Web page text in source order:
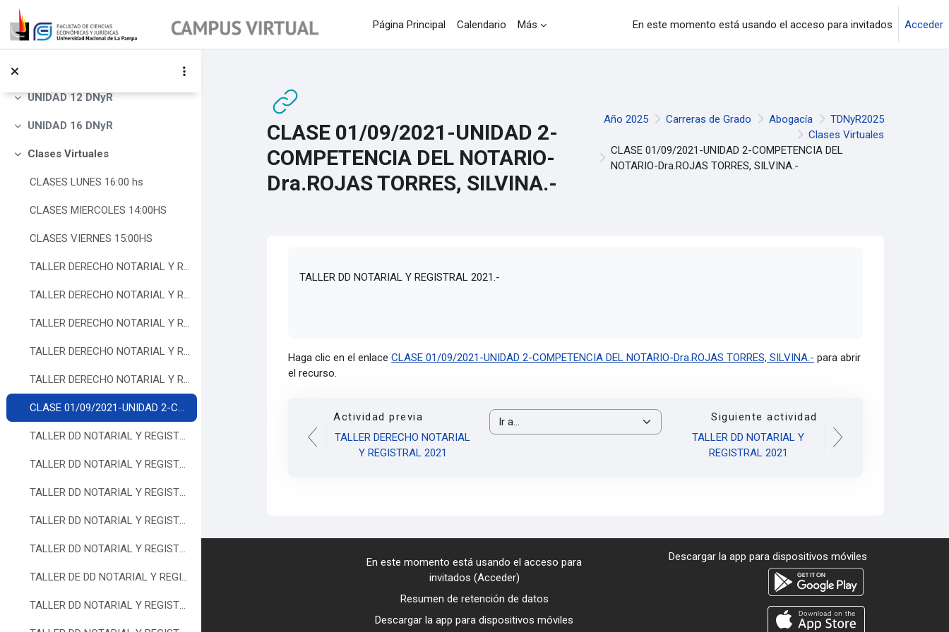
Salta al contenido principal
Página Principal
Calendario Más En este momento está usando el acceso para invitados Acceder
Colapsar
UNIDAD 12 DNyR
Colapsar
UNIDAD 16 DNyR
Colapsar
Clases Virtuales
CLASES LUNES 16:00 hs
CLASES MIERCOLES 14:00HS
CLASES VIERNES 15:00HS
TALLER DERECHO NOTARIAL Y REGITRAL 2021
TALLER DERECHO NOTARIAL Y REGISTRAL 2021
TALLER DERECHO NOTARIAL Y REGISTRAL 2021
TALLER DERECHO NOTARIAL Y REGISTRAL 2021
TALLER DERECHO NOTARIAL Y REGISTRAL 2021
CLASE 01/09/2021-UNIDAD 2-COMPETENCIA DEL NOTARIO-Dra.ROJAS TORRES, SILVINA.-
TALLER DD NOTARIAL Y REGISTRAL 2021
TALLER DD NOTARIAL Y REGISTRAL 2021
TALLER DD NOTARIAL Y REGISTRAL 2021
TALLER DD NOTARIAL Y REGISTRAL 2021.-
TALLER DD NOTARIAL Y REGISTRAL AÑO 2021.-
TALLER DE DD NOTARIAL Y REGISTRAL 2021.-
TALLER DD NOTARIAL Y REGISTRAL 2021.-
CLASE 01/09/2021-UNIDAD 2-
COMPETENCIA DEL NOTARIO-
Dra.ROJAS TORRES, SILVINA.-
Año 2025 Carreras de Grado Abogacía
TDNyR2025
Clases Virtuales
CLASE 01/09/2021-UNIDAD 2-COMPETENCIA DEL
NOTARIO-Dra.ROJAS TORRES, SILVINA.-
TALLER DD NOTARIAL Y REGISTRAL 2021.-
Haga clic en el enlaceCLASE 01/09/2021-UNIDAD 2-COMPETENCIA DEL NOTARIO-Dra.ROJAS TORRES, SILVINA.- para abrir
el recurso.
Actividad previa
TALLER DERECHO NOTARIAL
Y REGISTRAL 2021
Ir a...
Siguiente actividad
TALLER DD NOTARIAL Y
REGISTRAL 2021
En este momento está usando el acceso para
invitados (Acceder)
Resumen de retención de datos
Descargar la app para dispositivos móviles
Descargar la app para dispositivos móviles